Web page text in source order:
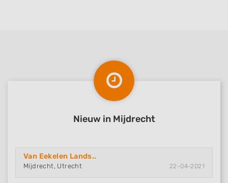
Nieuw in Mijdrecht
Van Eekelen Lands..
Mijdrecht, Utrecht 22-04-2021